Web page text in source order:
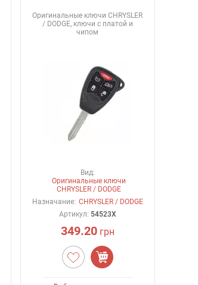
Оригинальные ключи CHRYSLER
/ DODGE, ключи с платой и
чипом
Вид:
Оригинальные ключи
CHRYSLER / DODGE
Назначание: CHRYSLER / DODGE
Артикул: 54523X
349.20грн